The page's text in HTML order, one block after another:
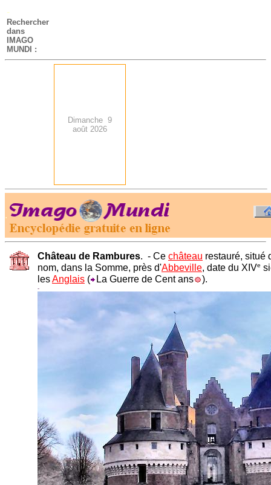
-
Rechercher
dans
IMAGO
MUNDI :
Dimanche 9
août 2026
.
Château de Rambures. - Ce château restauré, situé
nom, dans la Somme, près d'Abbeville, date du XIVe
lesAnglais ( La Guerre de Cent ans ).
-